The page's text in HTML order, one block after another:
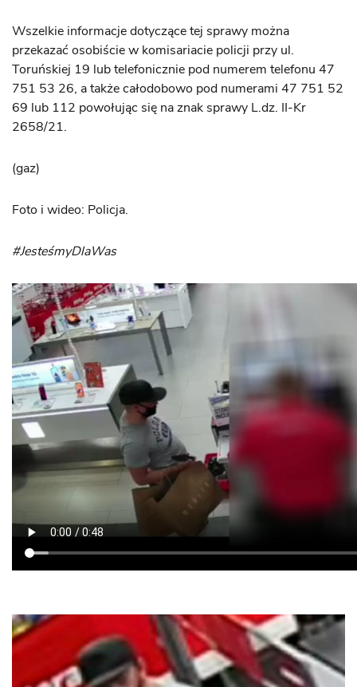
Wszelkie informacje dotyczące tej sprawy można
przekazać osobiście w komisariacie policji przy ul.
Toruńskiej 19 lub telefonicznie pod numerem telefonu 47
751 53 26, a także całodobowo pod numerami 47 751 52
69 lub 112 powołując się na znak sprawy L.dz. II-Kr
2658/21.
(gaz)
Foto i wideo: Policja.
#JesteśmyDlaWas